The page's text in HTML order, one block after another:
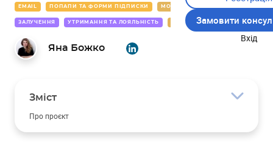
Замовити
Вхід
EMAIL ПОПАПИ ТА ФОРМИ ПІДПИСКИ МОДА ТА ПРИКРАСИ
ЗАЛУЧЕННЯ УТРИМАННЯ ТА ЛОЯЛЬНІСТЬ КЕЙСИ
Яна Божко
Зміст
Про проєкт
Завдання